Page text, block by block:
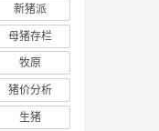
新猪派
母猪存栏
牧原
猪价分析
生猪